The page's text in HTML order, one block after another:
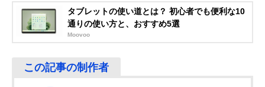
ポールマウントス
タンド タブレット
BMA-100TB
スタンド
(ELECOM)
タブレット用スタ
タブレットの使い道とは？ 初心者でも便利な10
通りの使い方と、おすすめ5選
Moovoo